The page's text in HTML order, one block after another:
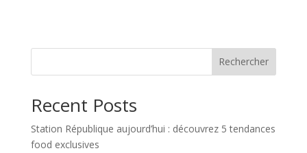
Rechercher
Recent Posts
Station République aujourd’hui : découvrez 5 tendances
food exclusives